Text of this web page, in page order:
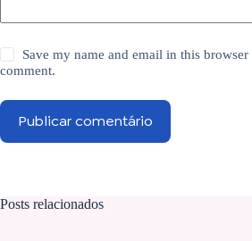
Save my name and email in this
comment.
Publicar comentário
Posts relacionados